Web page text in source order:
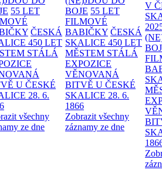
55 LET
ČESKÁ
450 LET
STÁLÁ
U ČESKÉ
28. 6.
všechny
ze dne
BOJE 55 LET
FILMOVÉ
BABIČKY ČESKÁ
SKALICE 450 LET
MĚSTEM STÁLÁ
EXPOZICE
VĚNOVANÁ
BITVĚ U ČESKÉ
SKALICE 28. 6.
1866
Zobrazit všechny
záznamy ze dne
V